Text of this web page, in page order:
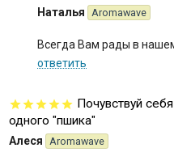
Наталья Aromawave
Всегда Вам рады в
ответить
Почувствуй
одного "пшика"
Алеся Aromawave